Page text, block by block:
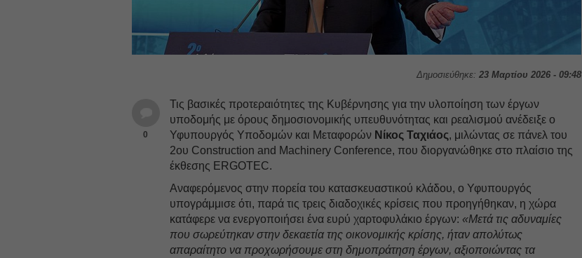
Δημοσιεύθηκε: 23 Μαρτίου 2026 - 09:48
0
Τις βασικές προτεραιότητες της Κυβέρνησης για την υλοποίηση των έργων
υποδομής με όρους δημοσιονομικής υπευθυνότητας και ρεαλισμού ανέδειξε ο
Υφυπουργός Υποδομών και Μεταφορών Νίκος Ταχιάος, μιλώντας σε πάνελ του
2ου Construction and Machinery Conference, που διοργανώθηκε στο πλαίσιο της
έκθεσης ERGOTEC.
Αναφερόμενος στην πορεία του κατασκευαστικού κλάδου, ο Υφυπουργός
υπογράμμισε ότι, παρά τις τρεις διαδοχικές κρίσεις που προηγήθηκαν, η χώρα
κατάφερε να ενεργοποιήσει ένα ευρύ χαρτοφυλάκιο έργων:«Μετά τις αδυναμίες
που σωρεύτηκαν στην δεκαετία της οικονομικής κρίσης, ήταν απολύτως
απαραίτητο να προχωρήσουμε στη δημοπράτηση έργων, αξιοποιώντας τα